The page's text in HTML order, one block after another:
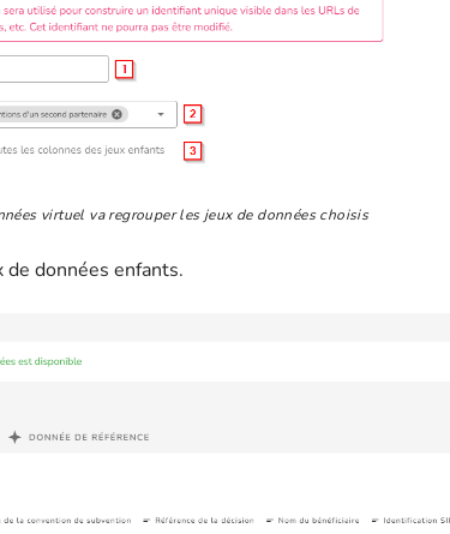
virtuel va regrouper les jeux de données choisis
données enfants.